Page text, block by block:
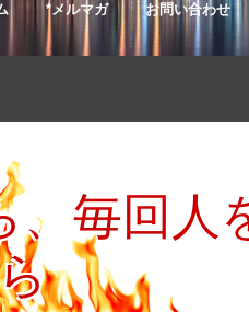
*メルマガ お問い合わせ
毎回人